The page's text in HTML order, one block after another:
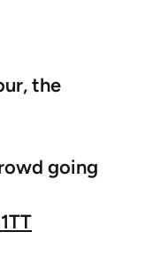
the
going